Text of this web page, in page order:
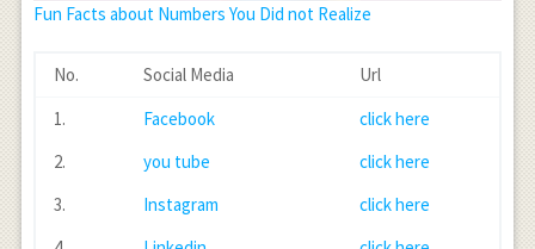
Fun Facts about Numbers You Did not Realize
No. Social Media
Url
1.
Facebook
click here
2.
you tube
click here
3.
Instagram
click here